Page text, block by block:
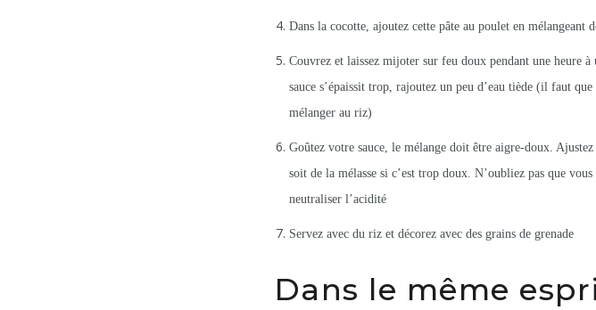
Dans la cocotte, ajoutez cette pâte au poulet en mélangeant
Couvrez et laissez mijoter sur feu doux pendant une heure
sauce s’épaissit trop, rajoutez un peu d’eau tiède (il faut
mélanger au riz)
Goûtez votre sauce, le mélange doit être aigre-doux.
soit de la mélasse si c’est trop doux. N’oubliez pas que
neutraliser l’acidité
Servez avec du riz et décorez avec des grains de grenade
Dans le même